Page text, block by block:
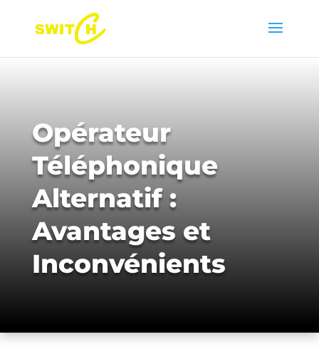
Opérateur
Téléphonique
Alternatif :
Avantages et
Inconvénients